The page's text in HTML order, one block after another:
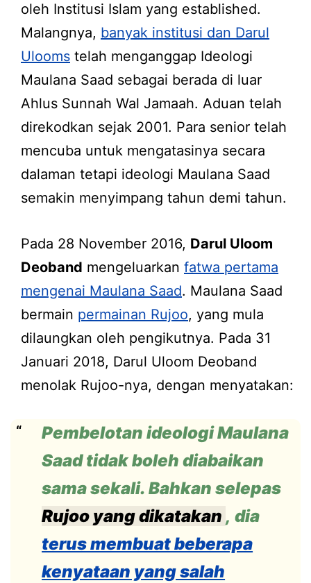
oleh Institusi Islam yang established.
Malangnya, banyak institusi dan Darul
Ulooms telah menganggap Ideologi
Maulana Saad sebagai berada di luar
Ahlus Sunnah Wal Jamaah. Aduan telah
direkodkan sejak 2001. Para senior telah
mencuba untuk mengatasinya secara
dalaman tetapi ideologi Maulana Saad
semakin menyimpang tahun demi tahun.
Pada 28 November 2016, Darul Uloom
Deoband mengeluarkan fatwa pertama
mengenai Maulana Saad. Maulana Saad
bermain permainan Rujoo, yang mula
dilaungkan oleh pengikutnya. Pada 31
Januari 2018, Darul Uloom Deoband
menolak Rujoo-nya, dengan menyatakan:
Pembelotan ideologi Maulana
Saad tidak boleh diabaikan
sama sekali. Bahkan selepas
Rujoo yang dikatakan , dia
terus membuat beberapa
kenyataan yang salah